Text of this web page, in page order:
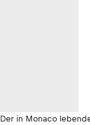
Der in Monaco